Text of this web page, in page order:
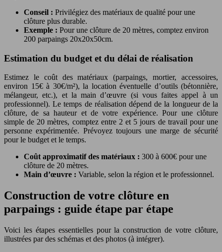
Conseil : Privilégiez des matériaux de qualité pour une
clôture plus durable.
Exemple : Pour une clôture de 20 mètres, comptez environ
200 parpaings 20x20x50cm.
Estimation du budget et du délai de réalisation
Estimez le coût des matériaux (parpaings, mortier, accessoires,
environ 15€ à 30€/m²), la location éventuelle d’outils (bétonnière,
mélangeur, etc.), et la main d’œuvre (si vous faites appel à un
professionnel). Le temps de réalisation dépend de la longueur de la
clôture, de sa hauteur et de votre expérience. Pour une clôture
simple de 20 mètres, comptez entre 2 et 5 jours de travail pour une
personne expérimentée. Prévoyez toujours une marge de sécurité
pour le budget et le temps.
Coût approximatif des matériaux : 300 à 600€ pour une
clôture de 20 mètres.
Main d’œuvre : Variable, selon la région et le professionnel.
Construction de votre clôture en
parpaings : guide étape par étape
Voici les étapes essentielles pour la construction de votre clôture,
illustrées par des schémas et des photos (à intégrer).